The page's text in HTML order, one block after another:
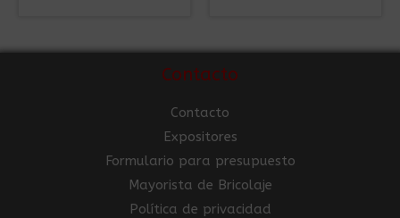
Contacto
Contacto
Expositores
Formulario para presupuesto
Mayorista de Bricolaje
Política de privacidad